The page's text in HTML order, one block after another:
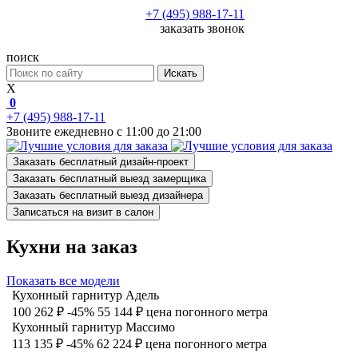
+7 (495) 988-17-11
заказать звонок
поиск
Искать
X
0
+7 (495) 988-17-11
Звоните ежедневно с 11:00 до 21:00
Заказать бесплатный дизайн-проект
Заказать бесплатный выезд замерщика
Заказать бесплатный выезд дизайнера
Записаться на визит в салон
Кухни на заказ
Показать все модели
Кухонный гарнитур Адель
100 262 ₽ -45% 55 144 ₽ цена погонного метра
Кухонный гарнитур Массимо
113 135 ₽ -45% 62 224 ₽ цена погонного метра